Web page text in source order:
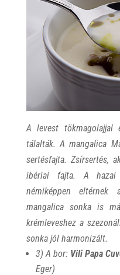
A levest tökmagolajjal
tálalták. A mangalica
sertésfajta. Zsírsertés,
ibériai fajta. A
némiképpen
mangalica sonka is
krémleveshez a
sonka jól harmonizált.
3) A bor: Vili Papa
Eger)